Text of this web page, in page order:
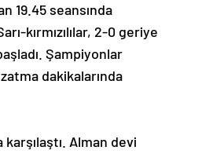
19.45 seansında
kırmızılılar, 2-0 geriye
Şampiyonlar
dakikalarında
Alman devi